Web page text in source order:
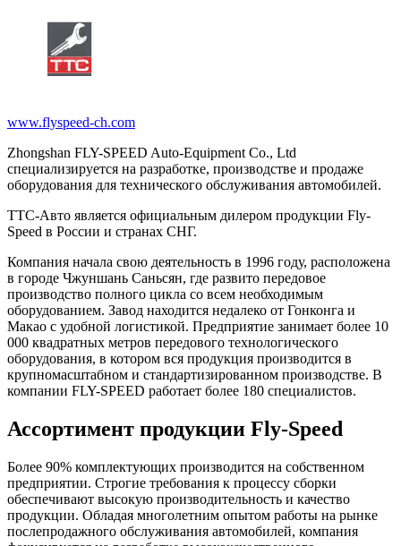
www.flyspeed-ch.com
Zhongshan FLY-SPEED Auto-Equipment Co., Ltd
специализируется на разработке, производстве и продаже
оборудования для технического обслуживания автомобилей.
ТТС-Авто является официальным дилером продукции Fly-
Speed в России и странах СНГ.
Компания начала свою деятельность в 1996 году, расположена
в городе Чжуншань Саньсян, где развито передовое
производство полного цикла со всем необходимым
оборудованием. Завод находится недалеко от Гонконга и
Макао с удобной логистикой. Предприятие занимает более 10
000 квадратных метров передового технологического
оборудования, в котором вся продукция производится в
крупномасштабном и стандартизированном производстве. В
компании FLY-SPEED работает более 180 специалистов.
Ассортимент продукции Fly-Speed
Более 90% комплектующих производится на собственном
предприятии. Строгие требования к процессу сборки
обеспечивают высокую производительность и качество
продукции. Обладая многолетним опытом работы на рынке
послепродажного обслуживания автомобилей, компания